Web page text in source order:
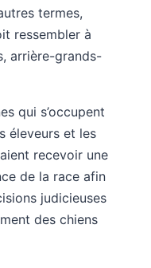
termes,
ressembler à
arrière-grands-
qui s’occupent
éleveurs et les
recevoir une
de la race afin
judicieuses
des chiens